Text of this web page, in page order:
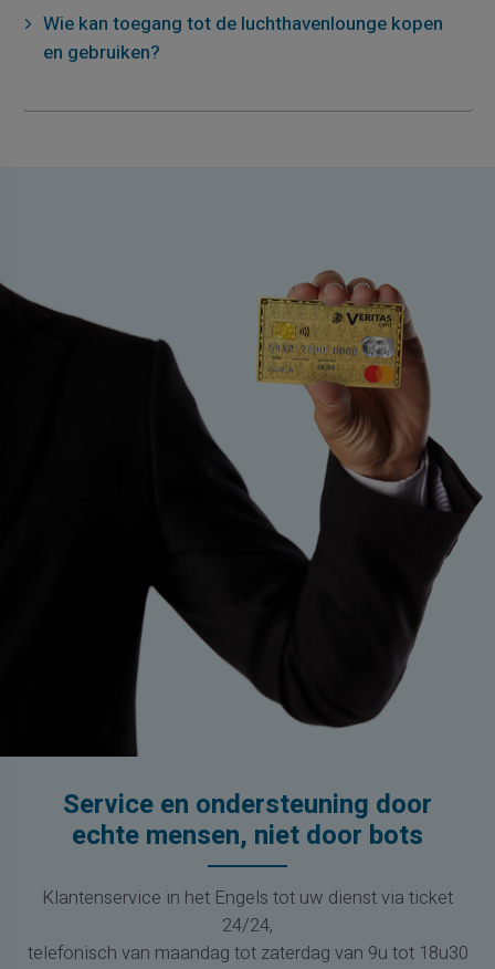
Wie kan toegang tot de luchthavenlounge kopen
en gebruiken?
Service en ondersteuning door
echte mensen, niet door bots
Klantenservice in het Engels tot uw dienst via ticket
24/24,
telefonisch van maandag tot zaterdag van 9u tot 18u30